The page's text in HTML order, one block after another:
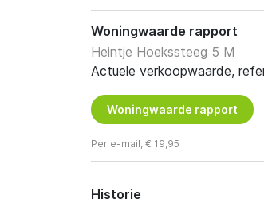
Woningwaarde rapport
Heintje Hoekssteeg 5 M
Actuele verkoopwaarde,
Woningwaarde rapport
Per e-mail, € 19,95
Historie